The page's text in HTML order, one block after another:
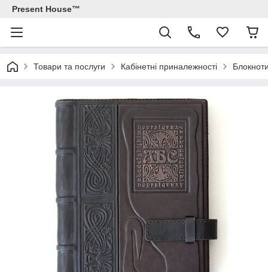
Present House™
Товари та послуги Кабінетні приналежності